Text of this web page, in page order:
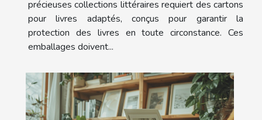
précieuses collections littéraires requiert des cartons
pour livres adaptés, conçus pour garantir la
protection des livres en toute circonstance. Ces
emballages doivent...